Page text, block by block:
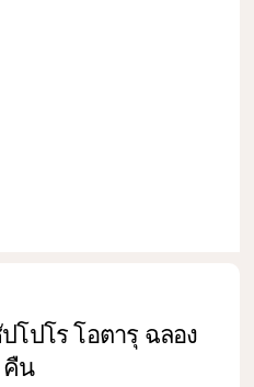
ปโร โอตารุ ฉลอง
คืน